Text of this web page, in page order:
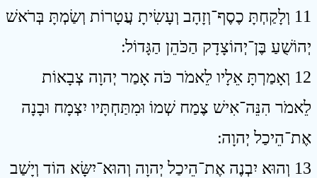
11 וְלָקַחְתָּ כֶסֶף־וְזָהָב וְעָשִׂיתָ עֲטָרוֹת וְשַׂמְתָּ בְּרֹאשׁ
יְהוֹשֻׁעַ בֶּן־יְהוֹצָדָק הַכֹּהֵן הַגָּדוֹל ׃
12 וְאָמַרְתָּ אֵלָיו לֵאמֹר כֹּה אָמַר יְהוָה צְבָאוֹת
לֵאמֹר הִנֵּה־אִישׁ צֶמַח שְׁמוֹ וּמִתַּחְתָּיו יִצְמָח וּבָנָה
אֶת־הֵיכַל יְהוָה ׃
13 וְהוּא יִבְנֶה אֶת־הֵיכַל יְהוָה וְהוּא־יִשָּׂא הוֹד וְיָשַׁב